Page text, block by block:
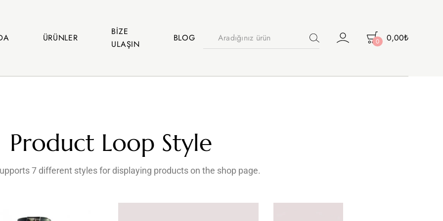
ÜRÜNLER
BIZE
ULAŞIN
BLOG 0 0,00₺
Product Loop Style
7 different styles for displaying products on the shop page.